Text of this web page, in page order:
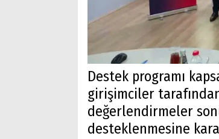
Destek programı
girişimciler
değerlendirmeler
desteklenmesine